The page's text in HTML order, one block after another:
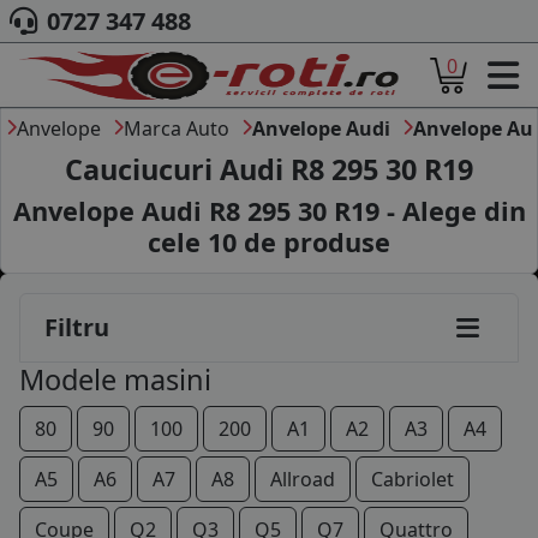
ACASA
DESPRE NOI
ANVELOPE
AUTO
CAMION
MOTO
MARCA AUTO
BLOG
B2B - COLABORARE COMPANII
CONT
0727 347 488
0
Anvelope Marca Auto Anvelope Audi Anvelope
Cauciucuri Audi R8 295 30 R19
Anvelope Audi R8 295 30 R19 - Alege din
cele 10 de produse
Filtru
Modele masini
80 90 100 200 A1 A2 A3
A4
A5
A6 A7 A8 Allroad
Cabriolet
Coupe
Q2 Q3 Q5 Q7
Quattro